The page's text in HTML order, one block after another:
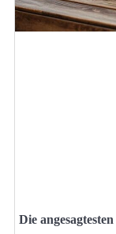
Die